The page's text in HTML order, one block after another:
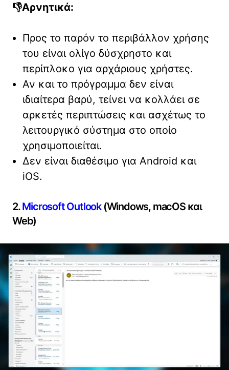
👎Αρνητικά:
Προς το παρόν το περιβάλλον χρήσης
του είναι ολίγο δύσχρηστο και
περίπλοκο για αρχάριους χρήστες.
Αν και το πρόγραμμα δεν είναι
ιδιαίτερα βαρύ, τείνει να κολλάει σε
αρκετές περιπτώσεις και ασχέτως το
λειτουργικό σύστημα στο οποίο
χρησιμοποιείται.
Δεν είναι διαθέσιμο για Android και
iOS.
2.Microsoft Outlook(Windows, macOS και
Web)